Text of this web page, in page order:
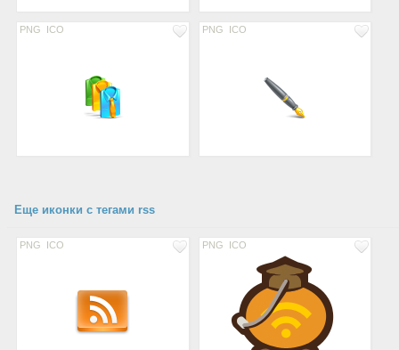
PNG ICO PNG ICO
Еще иконки с тегами rss
PNG ICO PNG ICO